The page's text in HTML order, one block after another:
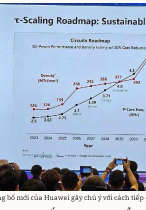
bố mới của Huawei gây chú ý với cách